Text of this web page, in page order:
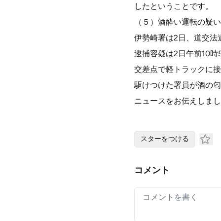
したということです。
（５）酒酔い運転の疑
伊勢崎署は2日、道交法
逮捕容疑は2日午前10
交差点で軽トラックに
駆けつけた署員が酒の
ニュースをお伝えしま
スターをつける
コメント
Your comment